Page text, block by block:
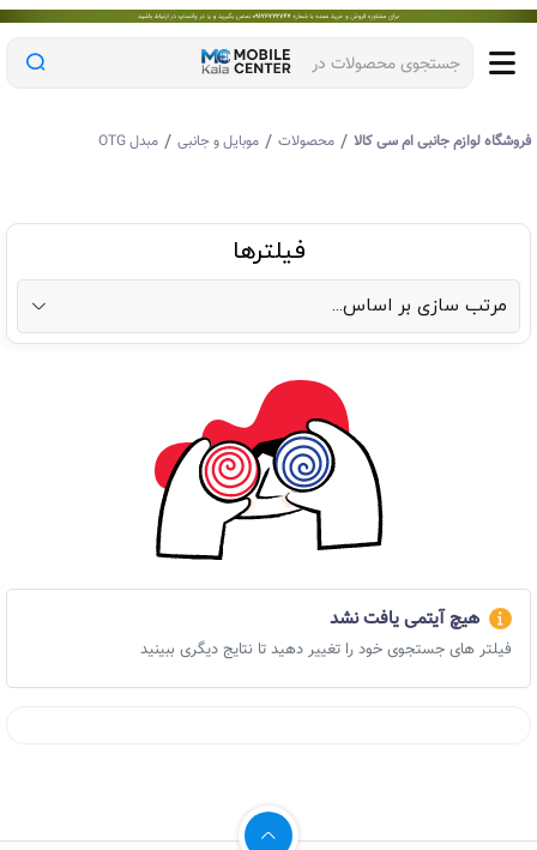
جستجوی محصولات در
لوازم جانبی ام سی کالا / محصولات / موبایل و جانبی / مبدل OTG
فیلترها
هیچ آیتمی یافت نشد
فیلتر های جستجوی خود را تغییر دهید تا نتایج دیگری ببینید